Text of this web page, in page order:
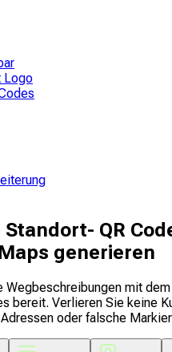
Logo
QR
generieren
Wegbeschreibungen mit
bereit. Verlieren Sie keine
oder falsche